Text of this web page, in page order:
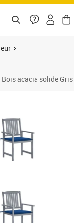
acacia solide Gris